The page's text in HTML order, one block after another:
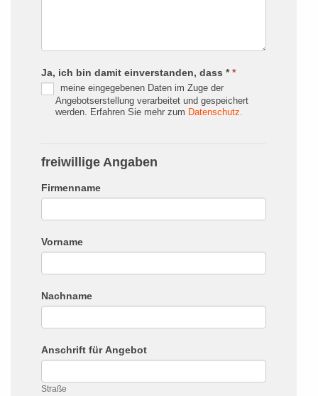
Ja, ich bin damit einverstanden, dass **
meine eingegebenen Daten im Zuge der
Angebotserstellung verarbeitet und gespeichert
werden. Erfahren Sie mehr zum Datenschutz.
freiwillige Angaben
Firmenname
Vorname
Nachname
Anschrift für Angebot
Straße